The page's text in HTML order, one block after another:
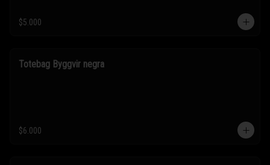
$5.000
Totebag Byggvir negra
$6.000